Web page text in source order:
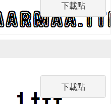
下載點
下載點